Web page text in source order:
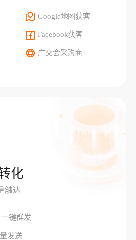
Google地图获客
Facebook获客
广交会采购商
化
触达
键群发
发送